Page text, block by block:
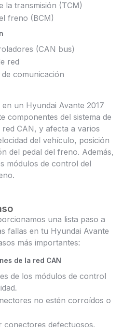
la transmisión (TCM)
freno (BCM)
(CAN bus)
red
comunicación
en un Hyundai Avante 2017
componentes del sistema de
CAN, y afecta a varios
del vehículo, posición
del pedal del freno. Además,
módulos de control del
una lista paso a
fallas en tu Hyundai Avante
más importantes:
de la red CAN
de los módulos de control
no estén corroídos o
conectores defectuosos.